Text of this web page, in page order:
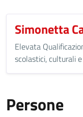
Simonetta
Elevata
scolastici, culturali
Persone